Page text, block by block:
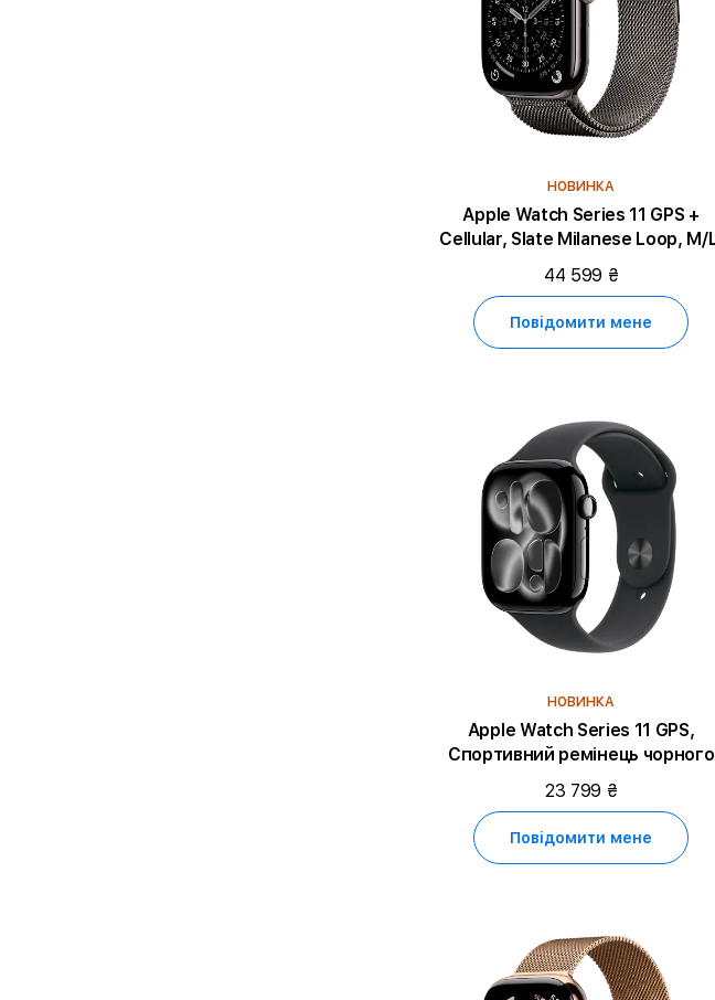
НОВИНКА
Apple Watch Series 11 GPS +
Cellular, Slate Milanese Loop, M/L,
46mm, Slate Titanium
44 599 ₴
Повідомити мене
НОВИНКА
Apple Watch Series 11 GPS,
Спортивний ремінець чорного
кольору, S/M, 46mm, Jet Black
Aluminium
23 799 ₴
Повідомити мене